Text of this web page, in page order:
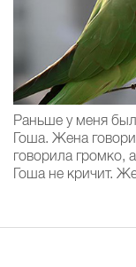
Раньше у меня
Гоша. Жена
говорила громко,
Гоша не кричит.